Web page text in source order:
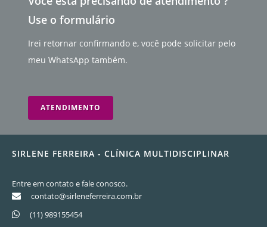
Use o formulário
Irei retornar confirmando e, você pode solicitar pelo
meu WhatsApp também.
ATENDIMENTO
SIRLENE FERREIRA - CLÍNICA MULTIDISCIPLINAR
Entre em contato e fale conosco.
contato@sirleneferreira.com.br
(11) 989155454